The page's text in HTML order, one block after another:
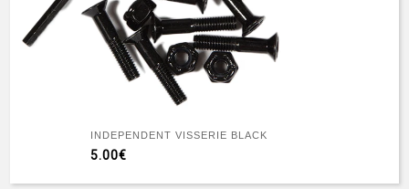
INDEPENDENT VISSERIE BLACK
5.00€